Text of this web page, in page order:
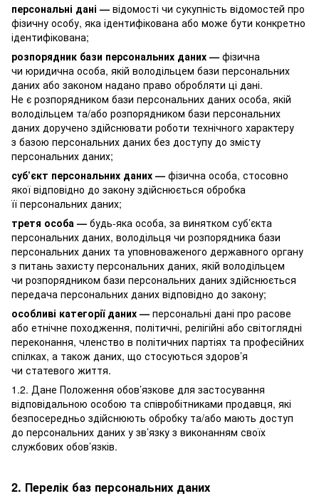
персональні дані — відомості чи сукупність відомостей про
фізичну особу, яка ідентифікована або може бути конкретно
ідентифікована;
розпорядник бази персональних даних — фізична
чи юридична особа, якій володільцем бази персональних
даних або законом надано право обробляти ці дані.
Не є розпорядником бази персональних даних особа, якій
володільцем та/або розпорядником бази персональних
даних доручено здійснювати роботи технічного характеру
з базою персональних даних без доступу до змісту
персональних даних;
суб’єкт персональних даних — фізична особа, стосовно
якої відповідно до закону здійснюється обробка
її персональних даних;
третя особа — будь-яка особа, за винятком суб’єкта
персональних даних, володільця чи розпорядника бази
персональних даних та уповноваженого державного органу
з питань захисту персональних даних, якій володільцем
чи розпорядником бази персональних даних здійснюється
передача персональних даних відповідно до закону;
особливі категорії даних — персональні дані про расове
або етнічне походження, політичні, релігійні або світоглядні
переконання, членство в політичних партіях та професійних
спілках, а також даних, що стосуються здоров’я
чи статевого життя.
1.2. Дане Положення обов’язкове для застосування
відповідальною особою та співробітниками продавця, які
безпосередньо здійснюють обробку та/або мають доступ
до персональних даних у зв’язку з виконанням своїх
службових обов’язків.
2. Перелік баз персональних даних